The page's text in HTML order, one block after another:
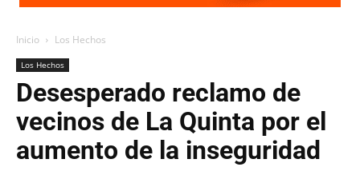
Inicio Los Hechos
Los Hechos
Desesperado reclamo de
vecinos de La Quinta por el
aumento de la inseguridad